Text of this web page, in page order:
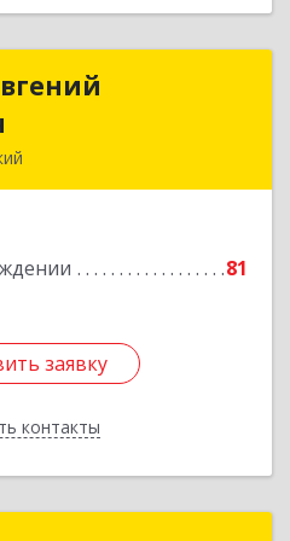
81
заявку
контакты
Евгений
заявку